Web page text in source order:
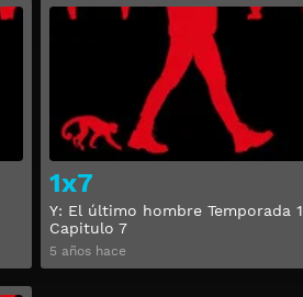
Ver
1x7
Y: El último hombre Temporada 1
Capitulo 7
5 años hace